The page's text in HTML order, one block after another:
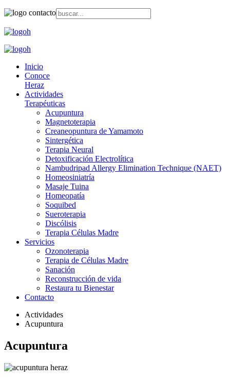
Inicio
Conoce
Heraz
Actividades
Terapéuticas
Acupuntura
Magnetoterapia
Creaneopuntura de Yamamoto
Sintergética
Terapia Neural
Detoxificación Electrolítica
Nambudripad Allergy Elimination Technique (NAET)
Homeosiniatría
Masaje Tuina
Homeopatía
Soquibed
Sueroterapia
Discólisis
Terapia Células Madre
Servicios
Ozonoterapia
Terapia de Células Madre
Sanación
Reconstrucción de vida
Restaura tu Bienestar
Contacto
Actividades
Acupuntura
Acupuntura